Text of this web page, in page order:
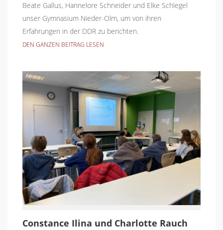
Beate Gallus, Hannelore Schneider und Elke Schlegel
unser Gymnasium Nieder-Olm, um von ihren
Erfahrungen in der DDR zu berichten.
DEN GANZEN BEITRAG LESEN
Constance Ilina und Charlotte Rauch